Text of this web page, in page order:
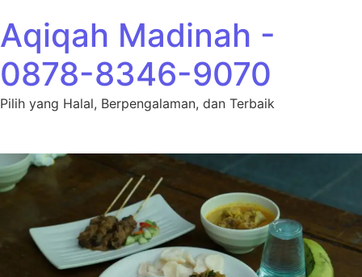
Aqiqah Madinah -
0878-8346-9070
Pilih yang Halal, Berpengalaman, dan Terbaik